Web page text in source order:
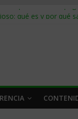
empresas: cómo
en la cadena de
de EE. UU.: cómo